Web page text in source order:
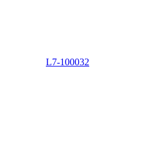
L7-100032